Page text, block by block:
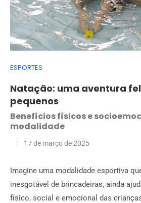
ESPORTES
Natação: uma aventura
pequenos
Benefícios físicos e
modalidade
17 de março de 2025
Imagine uma modalidade esportiva
inesgotável de brincadeiras, ainda
físico, social e emocional das